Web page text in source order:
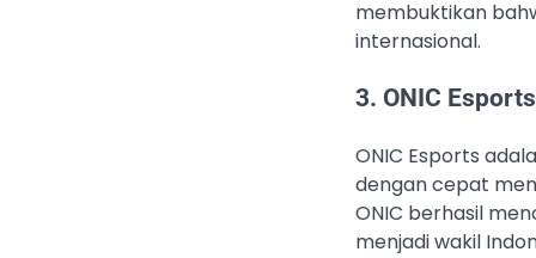
membuktikan
internasional.
3. ONIC Esports
ONIC Esports
dengan cepat
ONIC berhasil
menjadi wakil